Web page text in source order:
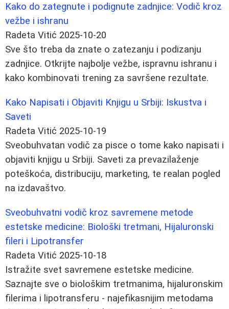
Kako do zategnute i podignute zadnjice: Vodič kroz
vežbe i ishranu
Radeta Vitić 2025-10-20
Sve što treba da znate o zatezanju i podizanju
zadnjice. Otkrijte najbolje vežbe, ispravnu ishranu i
kako kombinovati trening za savršene rezultate.
Kako Napisati i Objaviti Knjigu u Srbiji: Iskustva i
Saveti
Radeta Vitić 2025-10-19
Sveobuhvatan vodič za pisce o tome kako napisati i
objaviti knjigu u Srbiji. Saveti za prevazilaženje
poteškoća, distribuciju, marketing, te realan pogled
na izdavaštvo.
Sveobuhvatni vodič kroz savremene metode
estetske medicine: Biološki tretmani, Hijaluronski
fileri i Lipotransfer
Radeta Vitić 2025-10-18
Istražite svet savremene estetske medicine.
Saznajte sve o biološkim tretmanima, hijaluronskim
filerima i lipotransferu - najefikasnijim metodama